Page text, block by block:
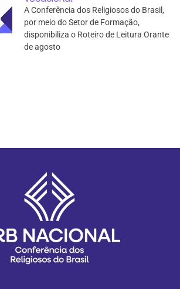
A Conferência dos Religiosos do Brasil,
por meio do Setor de Formação,
disponibiliza o Roteiro de Leitura Orante
de agosto